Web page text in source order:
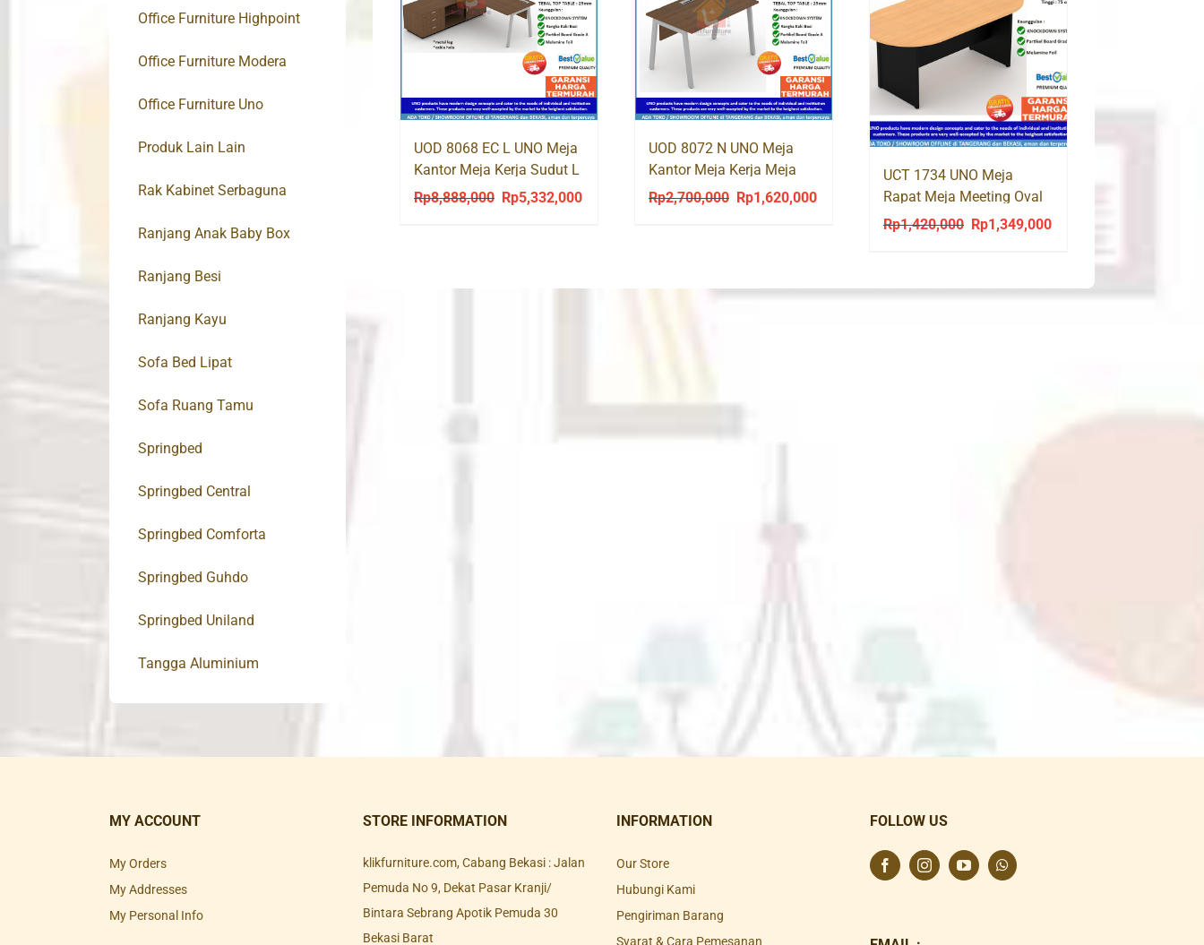
UOD 8068 EC L UNO Meja
Kantor Meja Kerja Sudut L
Kaki Besi
Rp8,888,000
Original
Rp5,332,000Current
UOD 8072 N UNO Meja
Kantor Meja Kerja Meja
Tulis Kaki Besi
Rp2,700,000
Original
Rp1,620,000Current
UCT 1734 UNO Meja
Rapat Meja Meeting Oval
Conference Table
Rp1,420,000
Original
Rp1,420,000.
Rp1,349,000Current
Rp1,349,000.
Office Furniture Highpoint
Office Furniture Modera
Office Furniture Uno
Produk Lain Lain
Rak Kabinet Serbaguna
Ranjang Anak Baby Box
Ranjang Besi
Ranjang Kayu
Sofa Bed Lipat
Sofa Ruang Tamu
Springbed
Springbed Central
Springbed Comforta
Springbed Guhdo
Springbed Uniland
Tangga Aluminium
MY ACCOUNT
My Orders
My Addresses
My Personal Info
STORE INFORMATION
klikfurniture.com, Cabang Bekasi : Jalan
Pemuda No 9, Dekat Pasar Kranji/
Bintara Sebrang Apotik Pemuda 30
Bekasi Barat
INFORMATION
Our Store
Hubungi Kami
Pengiriman Barang
Syarat & Cara Pemesanan
FOLLOW US